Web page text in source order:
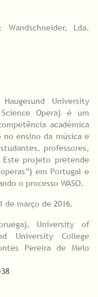
Lda.
University
Opera) é um
académica
ensino da música e
professores,
projeto pretende
em Portugal e
o processo WASO.
de março de 2016.
University of
University College
Pereira de Melo